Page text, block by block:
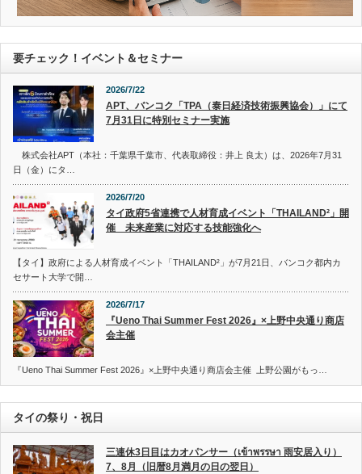
要チェック！イベント＆セミナー
2026/7/22
APT、バンコク「TPA（泰日経済技術振興協会）」にて
7月31日に特別セミナー実施
株式会社APT（本社：千葉県千葉市、代表取締役：井上 良太）は、2026年7月31
日（金）にタ…
2026/7/20
タイ政府5省連携で人材育成イベント「THAILAND²」開
催 未来産業に対応する技能強化へ
【タイ】政府による人材育成イベント「THAILAND²」が7月21日、バンコク都内カ
セサート大学で開…
2026/7/17
『Ueno Thai Summer Fest 2026』×上野中央通り商店
会主催
『Ueno Thai Summer Fest 2026』×上野中央通り商店会主催 上野公園がもっ…
タイの祭り・祝日
三連休3日目はカオパンサー（เข้าพรรษา 雨安居入り）
7、8月（旧暦8月満月の日の翌日）